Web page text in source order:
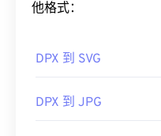
打开 DPX 的默认程序
可以尝试的另一种查
他格式：
DPX 到 SVG
DPX 到 JPG